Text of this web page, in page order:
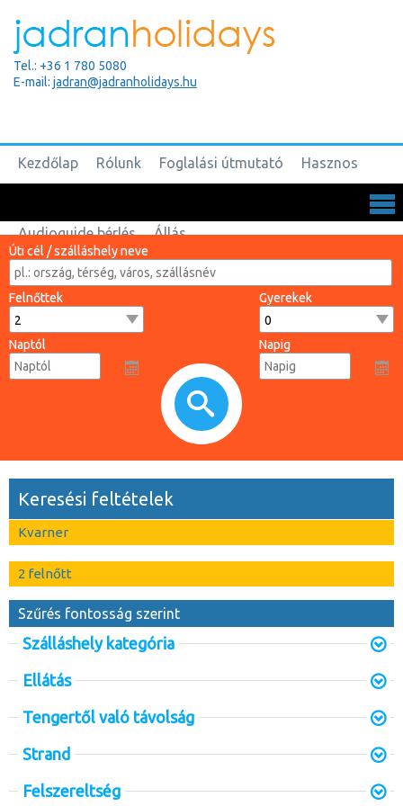
Tel.: +36 1 780 5080
E-mail: jadran@jadranholidays.hu
Kezdőlap Rólunk Foglalási útmutató Hasznos
Audioguide bérlés Állás
Úti cél / szálláshely neve
Felnőttek Gyerekek
Naptól Napig
Keresési feltételek
Kvarner
2 felnőtt
Szűrés fontosság szerint
Szálláshely kategória
Ellátás
Tengertől való távolság
Strand
Felszereltség